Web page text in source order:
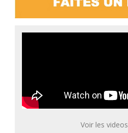
Voir les videos